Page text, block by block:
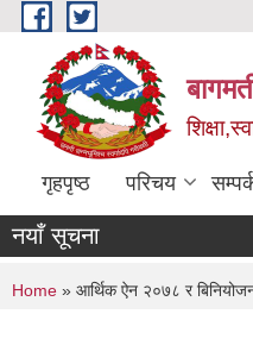
Skip to main content
गृहपृष्ठ परिचय
नयाँ सूचना
You are here
Home » आर्थिक ऐन २०७८ र